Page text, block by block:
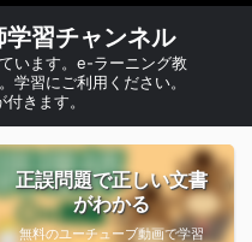
習チャンネル
います。e-ラーニング教
学習にご利用ください。
きます。
正誤問題で正しい文書
がわかる
無料のユーチューブ動画で学習